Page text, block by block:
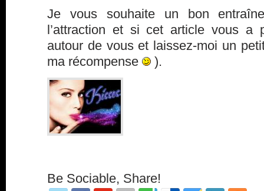
Je vous souhaite un bon
l’attraction et si cet article vous a
autour de vous et laissez-moi un
ma récompense
).
Be Sociable, Share!